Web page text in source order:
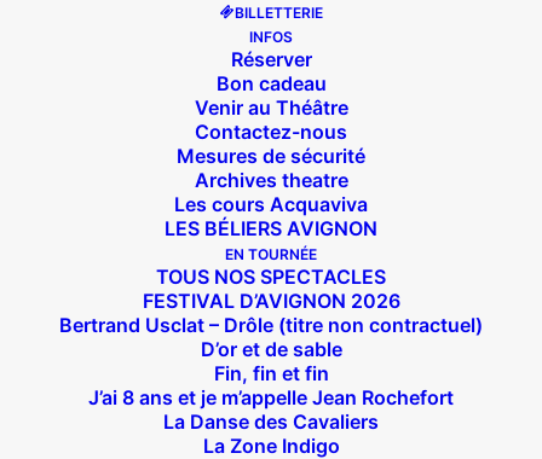
BILLETTERIE
INFOS
Réserver
Bon cadeau
Venir au Théâtre
Contactez-nous
Mesures de sécurité
Archives theatre
Les cours Acquaviva
LES BÉLIERS AVIGNON
EN TOURNÉE
TOUS NOS SPECTACLES
FESTIVAL D’AVIGNON 2026
Bertrand Usclat – Drôle (titre non contractuel)
D’or et de sable
Fin, fin et fin
J’ai 8 ans et je m’appelle Jean Rochefort
La Danse des Cavaliers
La Zone Indigo
Suivez nous !